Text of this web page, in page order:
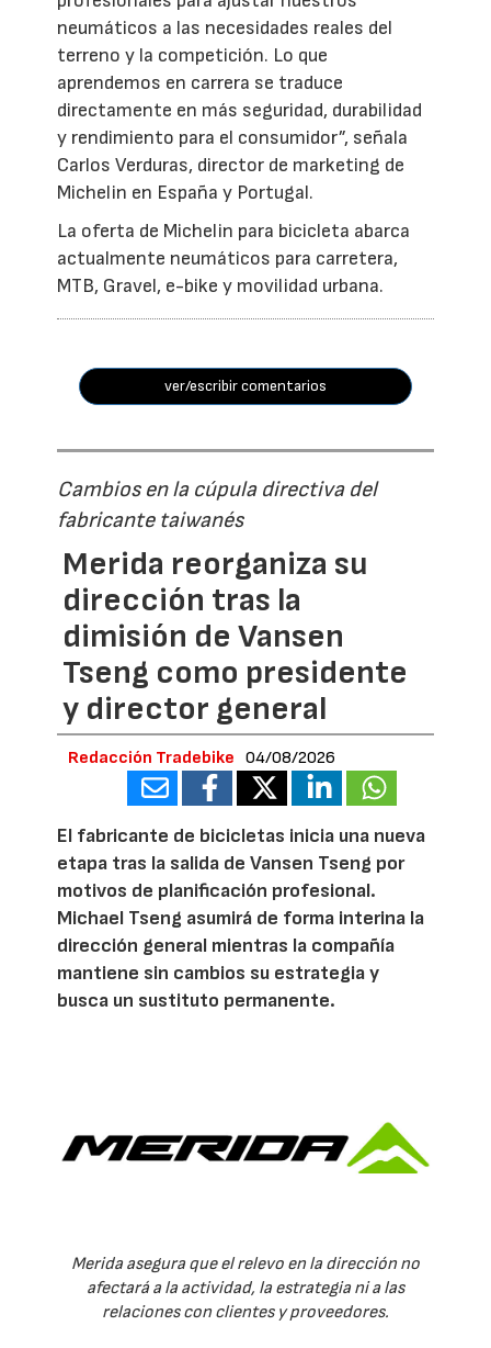
neumáticos a las necesidades reales del
terreno y la competición. Lo que
aprendemos en carrera se traduce
directamente en más seguridad, durabilidad
y rendimiento para el consumidor”, señala
Carlos Verduras, director de marketing de
Michelin en España y Portugal.
La oferta de Michelin para bicicleta abarca
actualmente neumáticos para carretera,
MTB, Gravel, e-bike y movilidad urbana.
ver/escribir comentarios
Cambios en la cúpula directiva del
fabricante taiwanés
Merida reorganiza su
dirección tras la
dimisión de Vansen
Tseng como presidente
y director general
Redacción Tradebike 04/08/2026
El fabricante de bicicletas inicia una nueva
etapa tras la salida de Vansen Tseng por
motivos de planificación profesional.
Michael Tseng asumirá de forma interina la
dirección general mientras la compañía
mantiene sin cambios su estrategia y
busca un sustituto permanente.
Merida asegura que el relevo en la dirección no
afectará a la actividad, la estrategia ni a las
relaciones con clientes y proveedores.